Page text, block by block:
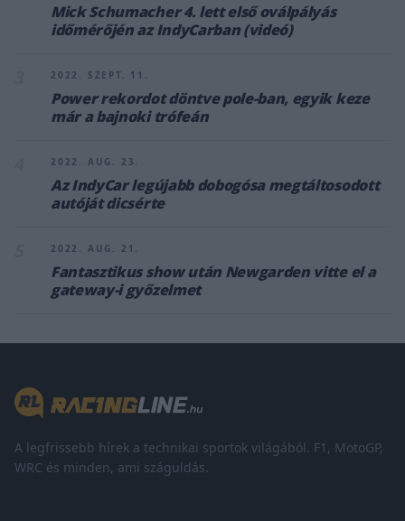
Mick Schumacher 4. lett első oválpályás
időmérőjén az IndyCarban (videó)
2022. SZEPT. 11.
Power rekordot döntve pole-ban, egyik keze
már a bajnoki trófeán
2022. AUG. 23.
Az IndyCar legújabb dobogósa megtáltosodott
autóját dicsérte
2022. AUG. 21.
Fantasztikus show után Newgarden vitte el a
gateway-i győzelmet
A legfrissebb hírek a technikai sportok világából. F1, MotoGP,
WRC és minden, ami száguldás.